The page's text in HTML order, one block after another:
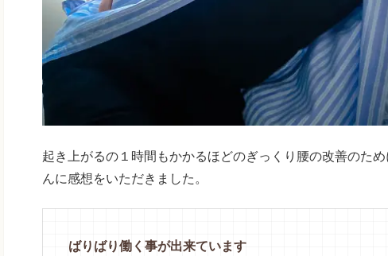
起き上がるの１時間もかかるほどのぎっくり腰の改善のた
んに感想をいただきました。
ばりばり働く事が出来ています